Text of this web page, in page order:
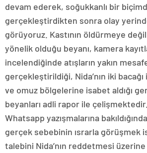
devam ederek, soğukkanlı bir
gerçekleştirdikten sonra olay
görüyoruz. Kastının öldürmeye
yönelik olduğu beyanı, kamera
incelendiğinde atışların yakın
gerçekleştirildiği, Nida’nın iki
ve omuz bölgelerine isabet aldığı
beyanları adli rapor ile
Whatsapp yazışmalarına
gerçek sebebinin ısrarla görüşmek
talebini Nida’nın reddetmesi üzerine